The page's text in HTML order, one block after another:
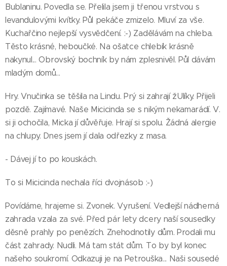
Bublaninu. Povedla se. Přelila jsem ji třenou vrstvou s
levandulovými kvítky. Půl pekáče zmizelo. Mluví za vše.
Kuchařčino nejlepší vysvědčení. :-) Zadělávám na chleba.
Těsto krásné, heboučké. Na ošatce chlebík krásně
nakynul... Obrovský bochník by nám zplesnivěl. Půl dávám
mladým domů...
Hry. Vnučinka se těšila na Lindu. Prý si zahrají žUlíky. Přijeli
pozdě. Zajímavé. Naše Micicinda se s nikým nekamarádí. V.
si ji ochočila, Micka jí důvěřuje. Hrají si spolu. Žádná alergie
na chlupy. Dnes jsem jí dala odřezky z masa.
- Dávej jí to po kouskách.
To si Micicinda nechala říci dvojnásob :-)
Povídáme, hrajeme si. Zvonek. Vyrušení. Vedlejší nádherná
zahrada vzala za své. Před pár lety dcery naší sousedky
děsně prahly po penězích. Znehodnotily dům. Prodali mu
část zahrady. Nudli. Má tam stát dům. To by byl konec
našeho soukromí. Odkazuji je na Petrouška... Naši sousedé